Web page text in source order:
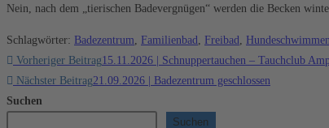
Nein, nach dem „tierischen Badevergnügen“ werden die Becken
Schlagwörter: Badezentrum, Familienbad, Freibad,
Weitere
Artikel
ansehen
Vorheriger Beitrag15.11.2026 | Schnuppertauchen – Tauchclub
Nächster Beitrag21.09.2026 | Badezentrum geschlossen
Suchen
Suchen